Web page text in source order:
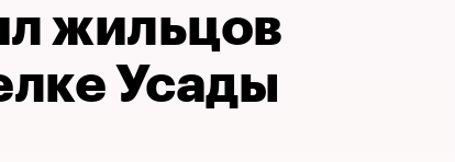
жильцов
Усады